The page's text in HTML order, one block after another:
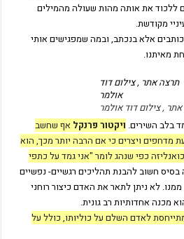
ללכוד את אותה מהות שעולה מהמילים
מקודשת.
אלא בנכתב, ובמה שמפגישים אותי
מאיתנו.
, צילום דוד אולמר
בלב השירים. ויקטור פרנקל אף שחשב
מדחפים ויצרים כי אם הרבה יותר מכך, הוא
כפי שנהג לומר "אני גמד על כתפי
בסיס חשוב להבנת תהליכים רגשיים- נפשיים
לא ניתן לתאר את האדם כיצור רוחני
מכנה אחדותיות רב גונית.
לאדם השלם על כוליותו, כולל על